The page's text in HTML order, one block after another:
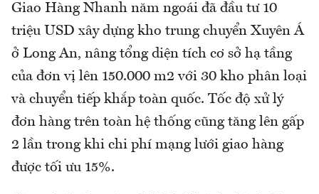
Giao Hàng Nhanh năm ngoái đã đầu tư 10
triệu USD xây dựng kho trung chuyển Xuyên Á
ở Long An, nâng tổng diện tích cơ sở hạ tầng
của đơn vị lên 150.000 m2 với 30 kho phân loại
và chuyển tiếp khắp toàn quốc. Tốc độ xử lý
đơn hàng trên toàn hệ thống cũng tăng lên gấp
2 lần trong khi chi phí mạng lưới giao hàng
được tối ưu 15%.